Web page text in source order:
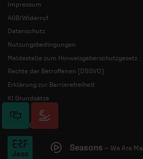
Impressum
AGB/Widerruf
Datenschutz
Nutzungsbedingungen
Meldestelle zum Hinweisgeberschutzgesetz
Rechte der Betroffenen (DSGVO)
Erklärung zur Barrierefreiheit
KI Grundsätze
© 2026 ERF
Jess
Plus
Seasons – We Are